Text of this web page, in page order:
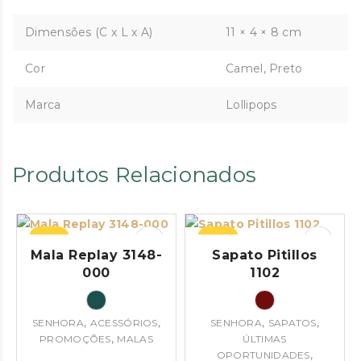
Dimensões (C x L x A) 11 × 4 × 8 cm
Cor Camel, Preto
Marca Lollipops
Produtos Relacionados
–34%
Mala Replay 3148-
000
SENHORA, ACESSÓRIOS,
PROMOÇÕES, MALAS
–49%
Sapato Pitillos
1102
SENHORA, SAPATOS,
ÚLTIMAS
OPORTUNIDADES,